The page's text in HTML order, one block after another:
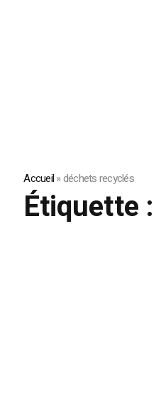
Accueil»déchets recyclés
Étiquette :